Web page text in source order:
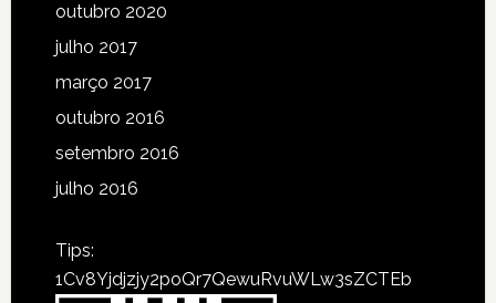
outubro 2020
julho 2017
março 2017
outubro 2016
setembro 2016
julho 2016
Tips:
1Cv8Yjdjzjy2poQr7QewuRvuWLw3sZCTEb